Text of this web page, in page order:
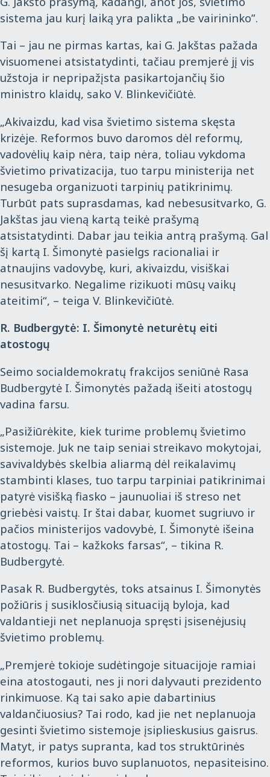
sistema jau kurį laiką yra palikta „be vairininko”.
Tai – jau ne pirmas kartas, kai G. Jakštas pažada
visuomenei atsistatydinti, tačiau premjerė jį vis
užstoja ir nepripažįsta pasikartojančių šio
ministro klaidų, sako V. Blinkevičiūtė.
„Akivaizdu, kad visa švietimo sistema skęsta
krizėje. Reformos buvo daromos dėl reformų,
vadovėlių kaip nėra, taip nėra, toliau vykdoma
švietimo privatizacija, tuo tarpu ministerija net
nesugeba organizuoti tarpinių patikrinimų.
Turbūt pats suprasdamas, kad nebesusitvarko, G.
Jakštas jau vieną kartą teikė prašymą
atsistatydinti. Dabar jau teikia antrą prašymą. Gal
šį kartą I. Šimonytė pasielgs racionaliai ir
atnaujins vadovybę, kuri, akivaizdu, visiškai
nesusitvarko. Negalime rizikuoti mūsų vaikų
ateitimi“, – teiga V. Blinkevičiūtė.
R. Budbergytė: I. Šimonytė neturėtų eiti
atostogų
Seimo socialdemokratų frakcijos seniūnė Rasa
Budbergytė I. Šimonytės pažadą išeiti atostogų
vadina farsu.
„Pasižiūrėkite, kiek turime problemų švietimo
sistemoje. Juk ne taip seniai streikavo mokytojai,
savivaldybės skelbia aliarmą dėl reikalavimų
stambinti klases, tuo tarpu tarpiniai patikrinimai
patyrė visišką fiasko – jaunuoliai iš streso net
griebėsi vaistų. Ir štai dabar, kuomet sugriuvo ir
pačios ministerijos vadovybė, I. Šimonytė išeina
atostogų. Tai – kažkoks farsas“, – tikina R.
Budbergytė.
Pasak R. Budbergytės, toks atsainus I. Šimonytės
požiūris į susiklosčiusią situaciją byloja, kad
valdantieji net neplanuoja spręsti įsisenėjusių
švietimo problemų.
„Premjerė tokioje sudėtingoje situacijoje ramiai
eina atostogauti, nes ji nori dalyvauti prezidento
rinkimuose. Ką tai sako apie dabartinius
valdančiuosius? Tai rodo, kad jie net neplanuoja
gesinti švietimo sistemoje įsiplieskusius gaisrus.
Matyt, ir patys supranta, kad tos struktūrinės
reformos, kurios buvo suplanuotos, nepasiteisino.